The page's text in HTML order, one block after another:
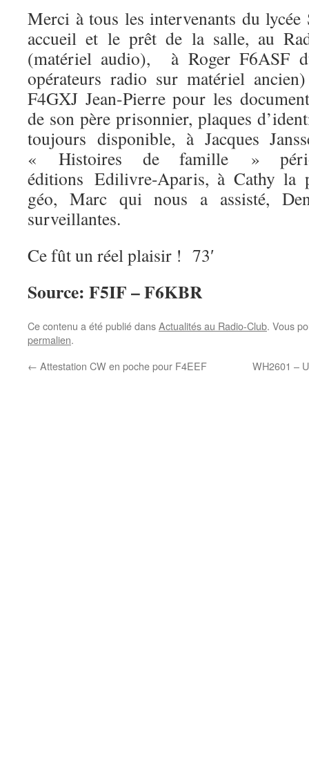
Merci à tous les intervenants du
accueil et le prêt de la salle, au
(matériel audio), à Roger F6ASF
opérateurs radio sur matériel
F4GXJ Jean-Pierre pour les
de son père prisonnier, plaques
toujours disponible, à Jacques
« Histoires de famille »
éditions Edilivre-Aparis, à Cathy la
géo, Marc qui nous a assisté,
surveillantes.
Ce fût un réel plaisir ! 73′
Source: F5IF – F6KBR
Ce contenu a été publié dansActualités au Radio-Club. Vous
permalien.
← Attestation CW en poche pour F4EEF WH2601 –